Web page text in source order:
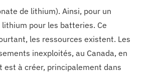
de lithium). Ainsi, pour un
pour les batteries. Ce
les ressources existent. Les
inexploités, au Canada, en
est à créer, principalement dans